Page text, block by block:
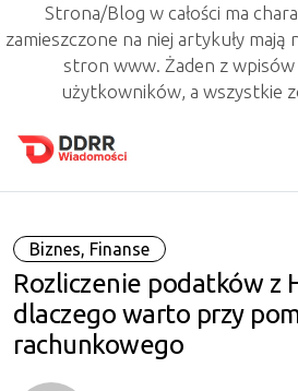
Strona/Blog w całości ma
zamieszczone na niej artykuły
stron www. Żaden z
użytkowników, a wszystkie
Biznes, Finanse
Rozliczenie podatków z
dlaczego warto przy
rachunkowego